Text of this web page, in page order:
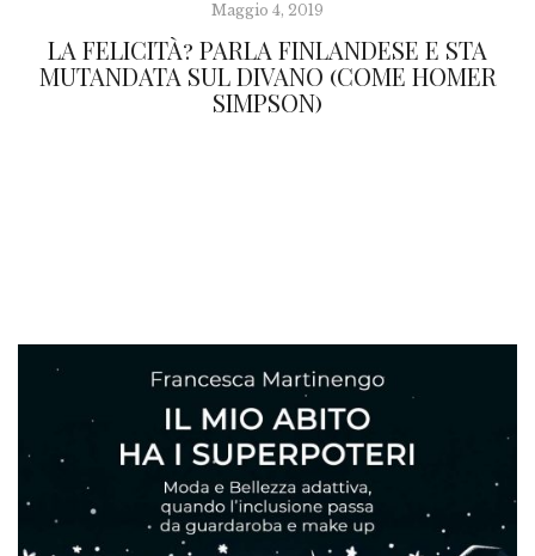
Maggio 4, 2019
LA FELICITÀ? PARLA FINLANDESE E STA
MUTANDATA SUL DIVANO (COME HOMER
SIMPSON)